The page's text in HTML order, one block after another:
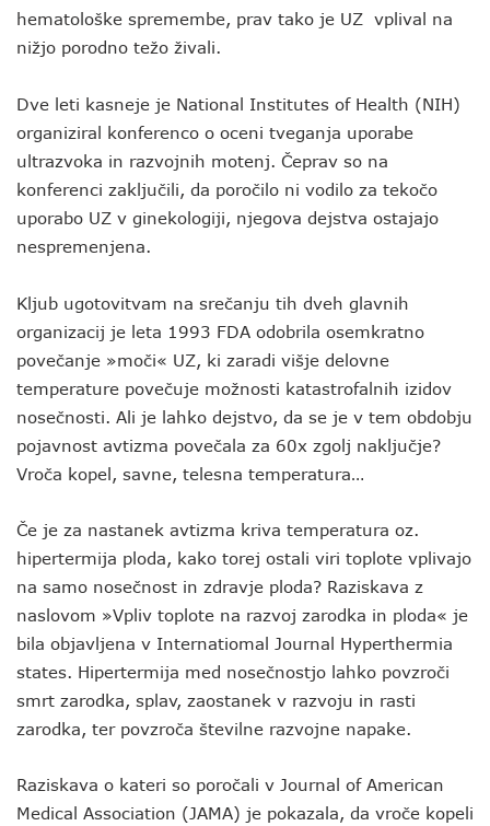
hematološke spremembe, prav tako je UZ vplival na
nižjo porodno težo živali.
Dve leti kasneje je National Institutes of Health (NIH)
organiziral konferenco o oceni tveganja uporabe
ultrazvoka in razvojnih motenj. Čeprav so na
konferenci zaključili, da poročilo ni vodilo za tekočo
uporabo UZ v ginekologiji, njegova dejstva ostajajo
nespremenjena.
Kljub ugotovitvam na srečanju tih dveh glavnih
organizacij je leta 1993 FDA odobrila osemkratno
povečanje »moči« UZ, ki zaradi višje delovne
temperature povečuje možnosti katastrofalnih izidov
nosečnosti. Ali je lahko dejstvo, da se je v tem obdobju
pojavnost avtizma povečala za 60x zgolj naključje?
Vroča kopel, savne, telesna temperatura…
Če je za nastanek avtizma kriva temperatura oz.
hipertermija ploda, kako torej ostali viri toplote vplivajo
na samo nosečnost in zdravje ploda? Raziskava z
naslovom »Vpliv toplote na razvoj zarodka in ploda« je
bila objavljena v Internatiomal Journal Hyperthermia
states. Hipertermija med nosečnostjo lahko povzroči
smrt zarodka, splav, zaostanek v razvoju in rasti
zarodka, ter povzroča številne razvojne napake.
Raziskava o kateri so poročali v Journal of American
Medical Association (JAMA) je pokazala, da vroče kopeli